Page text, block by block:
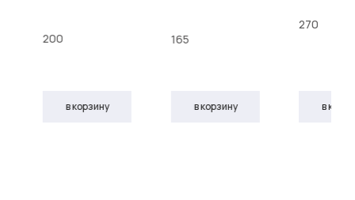
200
в корзину
165
в корзину
270
в